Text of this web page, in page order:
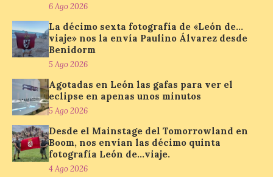
Un viaje a la Antigüedad:
el Museo del Prado
propone un recorrido por
obras de su Colección de
inspiración clásica
6 Ago 2026
Al hilo del estreno de La
Odisea de Christopher
Nolan. La pieza de vídeo
6 Ago 2026
La décimo sexta fotografía de «León de…
viaje» nos la envía Paulino Álvarez desde
Benidorm
5 Ago 2026
Agotadas en León las gafas para ver el
eclipse en apenas unos minutos
5 Ago 2026
Desde el Mainstage del Tomorrowland en
Boom, nos envían las décimo quinta
fotografía León de…viaje.
4 Ago 2026